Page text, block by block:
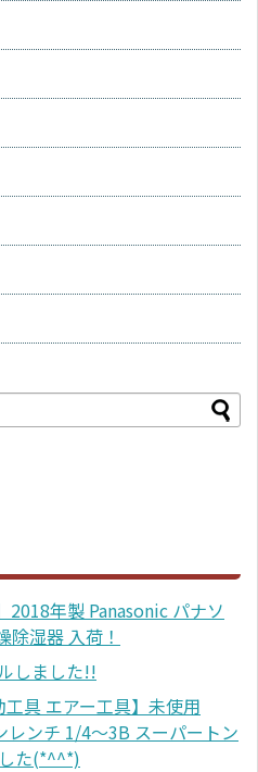
2018年製 Panasonic パナソ
除湿器 入荷！
しました!!
工具 エアー工具】未使用
レンチ 1/4～3B スーパートン
た(*^^*)